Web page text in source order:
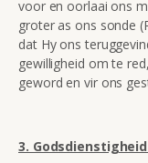
voor en oorlaai ons
groter as ons sonde
dat Hy ons
gewilligheid om te
geword en vir ons
3. Godsdienstigheid